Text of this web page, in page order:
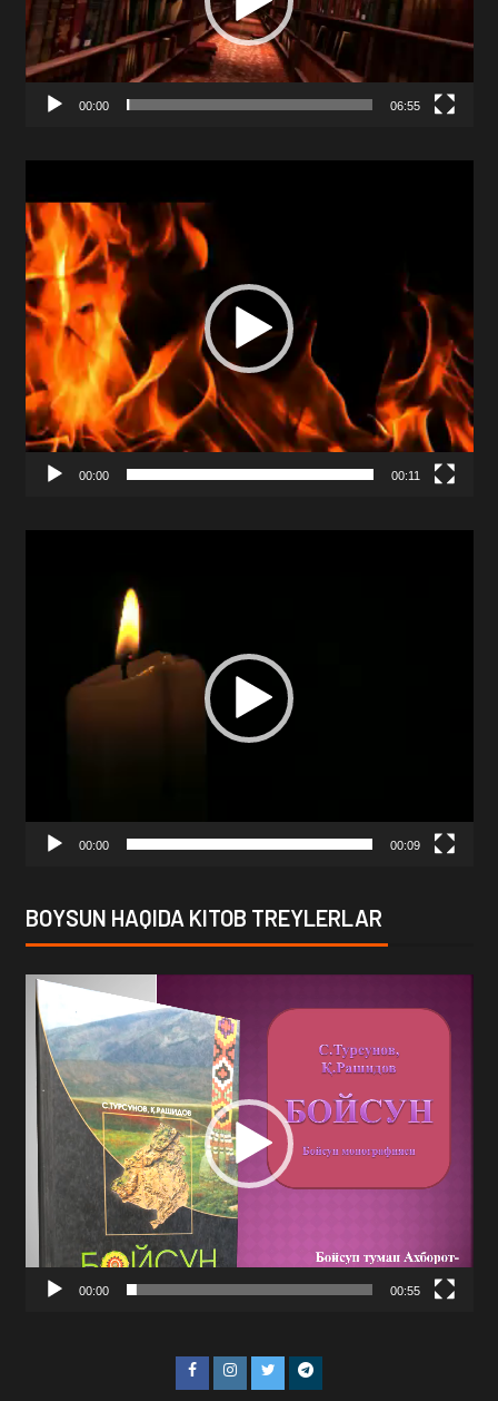
00:00 06:55
Player
00:00 00:11
00:00 00:09
BOYSUN HAQIDA KITOB TREYLERLAR
Video
Player
00:00 00:55